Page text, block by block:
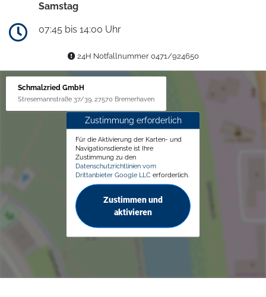
Samstag
07:45 bis 14:00 Uhr
24H Notfallnummer 0471/924650
Schmalzried GmbH
Stresemannstraße 37/39, 27570 Bremerhaven
Zustimmung erforderlich
Für die Aktivierung der Karten- und
Navigationsdienste ist Ihre
Zustimmung zu den
Datenschutzrichtlinien vom
Drittanbieter Google LLC erforderlich.
Zustimmen und
aktivieren